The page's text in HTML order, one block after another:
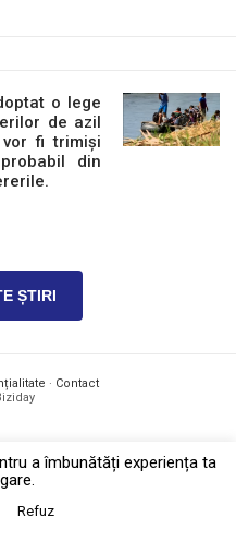
o lege
de azil
fi trimiși
din
ȘTIRI
· Contact
a îmbunătăți experiența ta
Refuz